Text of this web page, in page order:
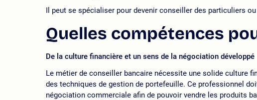
Il peut se spécialiser pour devenir conseiller des particuliers
Quelles compétences
De la culture financière et un sens de la négociation développé
Le métier de conseiller bancaire nécessite une solide culture
des techniques de gestion de portefeuille. Ce professionnel
négociation commerciale afin de pouvoir vendre les produits